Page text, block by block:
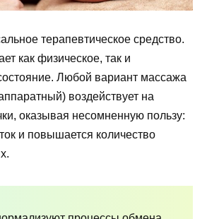
терапевтическое средство.
как физическое, так и
Любой вариант массажа
воздействует на
оказывая несомненную пользу:
и повышается количество